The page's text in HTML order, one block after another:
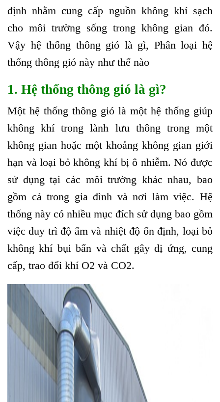
định nhằm cung cấp nguồn không khí sạch
cho môi trường sống trong không gian đó.
Vậy hệ thống thông gió là gì, Phân loại hệ
thống thông gió này như thế nào
1. Hệ thống thông gió là gì?
Một hệ thống thông gió là một hệ thống giúp
không khí trong lành lưu thông trong một
không gian hoặc một khoảng không gian giới
hạn và loại bỏ không khí bị ô nhiễm. Nó được
sử dụng tại các môi trường khác nhau, bao
gồm cả trong gia đình và nơi làm việc. Hệ
thống này có nhiều mục đích sử dụng bao gồm
việc duy trì độ ẩm và nhiệt độ ổn định, loại bỏ
không khí bụi bẩn và chất gây dị ứng, cung
cấp, trao đổi khí O2 và CO2.